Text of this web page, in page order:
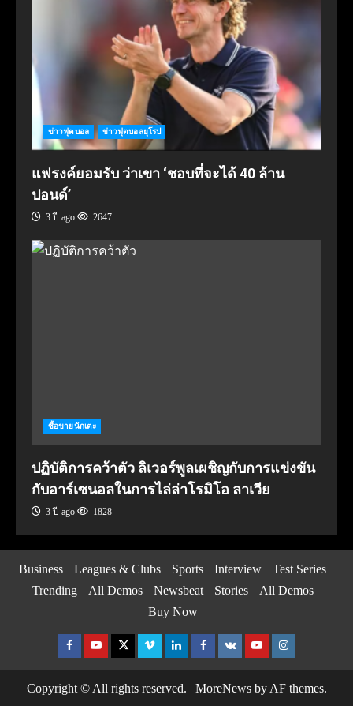
ข่าวฟุตบอล ข่าวฟุตบอลยุโรป
แฟรงค์ยอมรับ ว่าเขา ‘ชอบที่จะได้ 40 ล้าน
ปอนด์’
3 ปี ago 2647
ซื้อขายนักเตะ
ปฏิบัติการคว้าตัว ลิเวอร์พูลเผชิญกับการแข่งขัน
กับอาร์เซนอลในการไล่ล่าโรมิโอ ลาเวีย
3 ปี ago 1828
Business Leagues & Clubs Sports Interview
Test Series
Trending
All Demos Newsbeat Stories
All Demos
Buy Now
Facebook
YoutubeTwitterVimeoLinkedinFacebook
VK YoutubeInstagram
Copyright © All rights reserved. | MoreNewsby AF themes.